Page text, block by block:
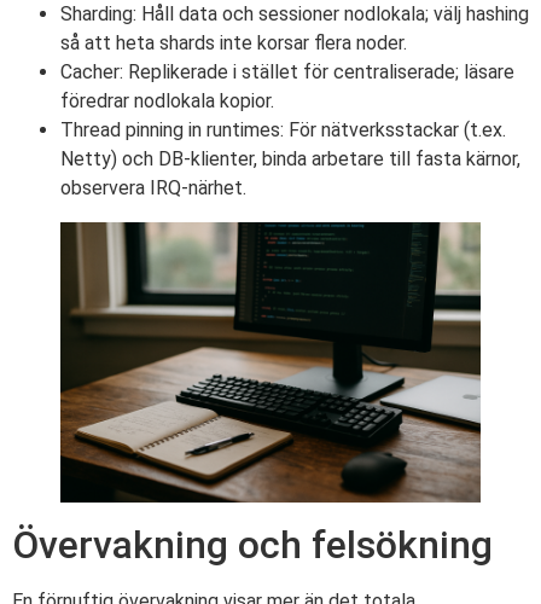
Sharding: Håll data och sessioner nodlokala; välj hashing
så att heta shards inte korsar flera noder.
Cacher: Replikerade i stället för centraliserade; läsare
föredrar nodlokala kopior.
Thread pinning in runtimes: För nätverksstackar (t.ex.
Netty) och DB-klienter, binda arbetare till fasta kärnor,
observera IRQ-närhet.
Övervakning och felsökning